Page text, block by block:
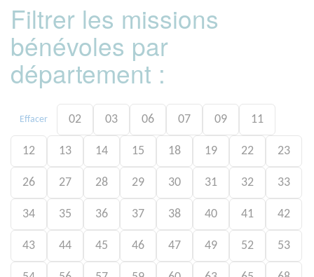
Filtrer les missions
bénévoles par
département :
Effacer 02 03 06 07 09 11
12 13 14 15 18 19 22 23
26 27 28 29 30 31 32 33
34 35 36 37 38 40 41 42
43 44 45 46 47 49 52 53